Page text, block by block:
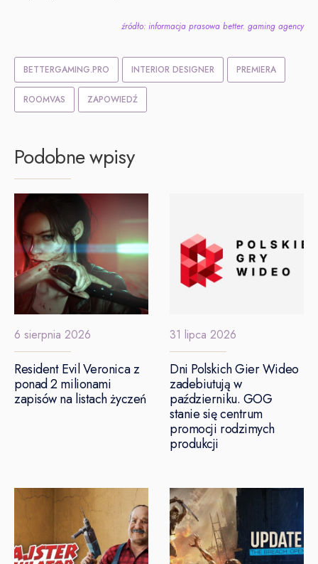
źródło: informacja prasowa better. gaming agency
BETTERGAMING.PRO INTERIOR DESIGNER PREMIERA
ROOMVAS ZAPOWIEDŹ
Podobne wpisy
6 sierpnia 2026
Resident Evil Veronica z
ponad 2 milionami
zapisów na listach życzeń
31 lipca 2026
Dni Polskich Gier Wideo
zadebiutują w
październiku. GOG
stanie się centrum
promocji rodzimych
produkcji